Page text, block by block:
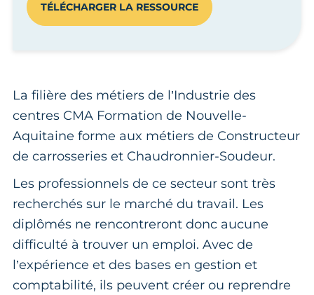
TÉLÉCHARGER LA RESSOURCE
La filière des métiers de l’Industrie des
centres CMA Formation de Nouvelle-
Aquitaine forme aux métiers de Constructeur
de carrosseries et Chaudronnier-Soudeur.
Les professionnels de ce secteur sont très
recherchés sur le marché du travail. Les
diplômés ne rencontreront donc aucune
difficulté à trouver un emploi. Avec de
l’expérience et des bases en gestion et
comptabilité, ils peuvent créer ou reprendre